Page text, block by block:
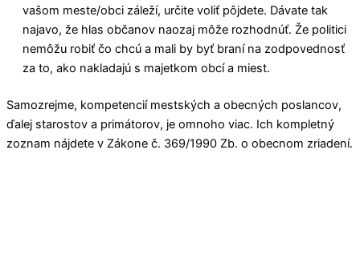
vašom meste/obci záleží, určite voliť pôjdete. Dávate tak
najavo, že hlas občanov naozaj môže rozhodnúť. Že politici
nemôžu robiť čo chcú a mali by byť braní na zodpovednosť
za to, ako nakladajú s majetkom obcí a miest.
Samozrejme, kompetencií mestských a obecných poslancov,
ďalej starostov a primátorov, je omnoho viac. Ich kompletný
zoznam nájdete v Zákone č. 369/1990 Zb. o obecnom zriadení.